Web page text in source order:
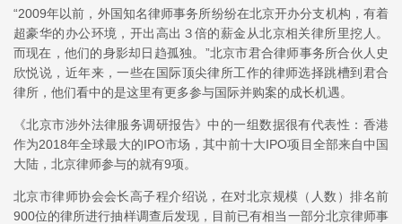
“2009年以前，外国知名律师事务所纷纷在北京开办分支机构，有着
超豪华的办公环境，开出高出３倍的薪金从北京相关律所里挖人。
而现在，他们的身影却日趋孤独。”北京市君合律师事务所合伙人史
欣悦说，近年来，一些在国际顶尖律所工作的律师选择跳槽到君合
律所，他们看中的是这里有更多参与国际并购案的成长机遇。
《北京市涉外法律服务调研报告》中的一组数据很有代表性：香港
作为2018年全球最大的IPO市场，其中前十大IPO项目全部来自中国
大陆，北京律师参与的就有9项。
北京市律师协会会长高子程介绍说，在对北京规模（人数）排名前
900位的律所进行抽样调查后发现，目前已有相当一部分北京律师事